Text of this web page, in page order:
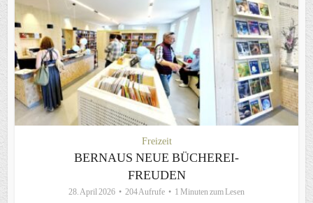
Freizeit
BERNAUS NEUE BÜCHEREI-
FREUDEN
28. April 2026 204 Aufrufe 1 Minuten zum Lesen